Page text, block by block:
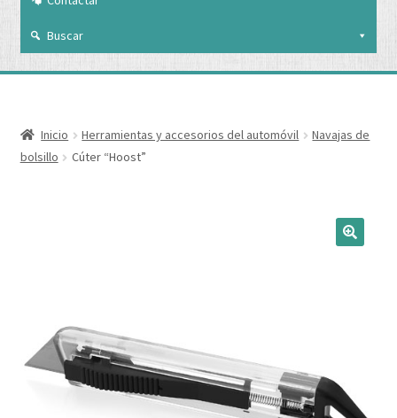
Buscar
Nuestra empresa
el
Catálogo
hijo
Buscar
Inicio Herramientas y accesorios del automóvil
Navajas de
bolsillo
Cúter “Hoost”